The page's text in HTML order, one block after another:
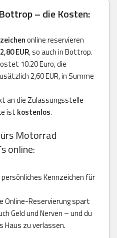
– die Kosten:
online reservieren
EUR, so auch in Bottrop.
10.20 Euro, die
2,60 EUR, in Summe
an die Zulassungsstelle
ist kostenlos.
Motorrad
online:
Kennzeichen für
Online-Reservierung spart
Geld und Nerven – und du
Haus zu verlassen.